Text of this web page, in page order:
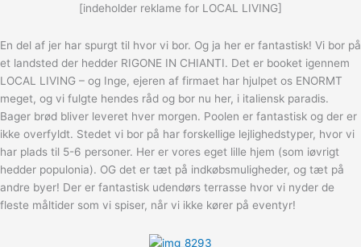
[indeholder reklame for LOCAL LIVING]
En del af jer har spurgt til hvor vi bor. Og ja her er fantastisk! Vi bor på
et landsted der hedder RIGONE IN CHIANTI. Det er booket igennem
LOCAL LIVING – og Inge, ejeren af firmaet har hjulpet os ENORMT
meget, og vi fulgte hendes råd og bor nu her, i italiensk paradis.
Bager brød bliver leveret hver morgen. Poolen er fantastisk og der er
ikke overfyldt. Stedet vi bor på har forskellige lejlighedstyper, hvor vi
har plads til 5-6 personer. Her er vores eget lille hjem (som iøvrigt
hedder populonia). OG det er tæt på indkøbsmuligheder, og tæt på
andre byer! Der er fantastisk udendørs terrasse hvor vi nyder de
fleste måltider som vi spiser, når vi ikke kører på eventyr!